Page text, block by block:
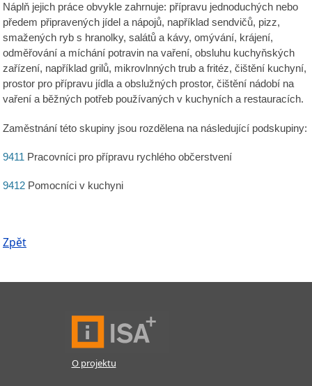
Náplň jejich práce obvykle zahrnuje: přípravu jednoduchých nebo
předem připravených jídel a nápojů, například sendvičů, pizz,
smažených ryb s hranolky, salátů a kávy, omývání, krájení,
odměřování a míchání potravin na vaření, obsluhu kuchyňských
zařízení, například grilů, mikrovlnných trub a fritéz, čištění kuchyní,
prostor pro přípravu jídla a obslužných prostor, čištění nádobí na
vaření a běžných potřeb používaných v kuchyních a restauracích.
Zaměstnání této skupiny jsou rozdělena na následující podskupiny:
9411 Pracovníci pro přípravu rychlého občerstvení
9412 Pomocníci v kuchyni
Zpět
O projektu